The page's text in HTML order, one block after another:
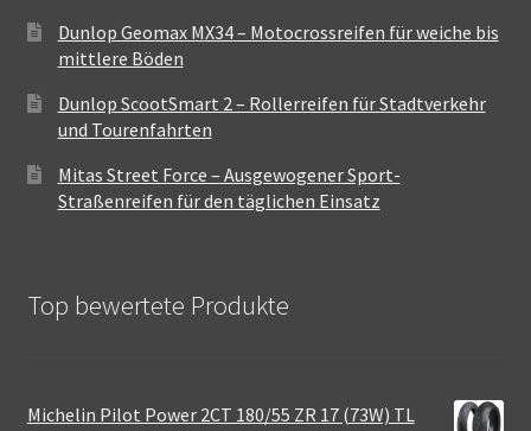
Dunlop Geomax MX34 – Motocrossreifen für weiche bis
mittlere Böden
Dunlop ScootSmart 2 – Rollerreifen für Stadtverkehr
und Tourenfahrten
Mitas Street Force – Ausgewogener Sport-
Straßenreifen für den täglichen Einsatz
Top bewertete Produkte
Michelin Pilot Power 2CT 180/55 ZR 17 (73W) TL